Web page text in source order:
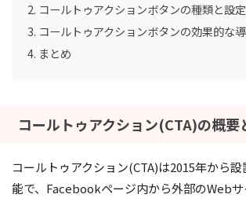
コールトゥアクションボタンの種類と設
コールトゥアクションボタンの効果的な
まとめ
コールトゥアクション(CTA)の概要
コールトゥアクション(CTA)は2015年から
能で、Facebookページ内から外部のWebサ